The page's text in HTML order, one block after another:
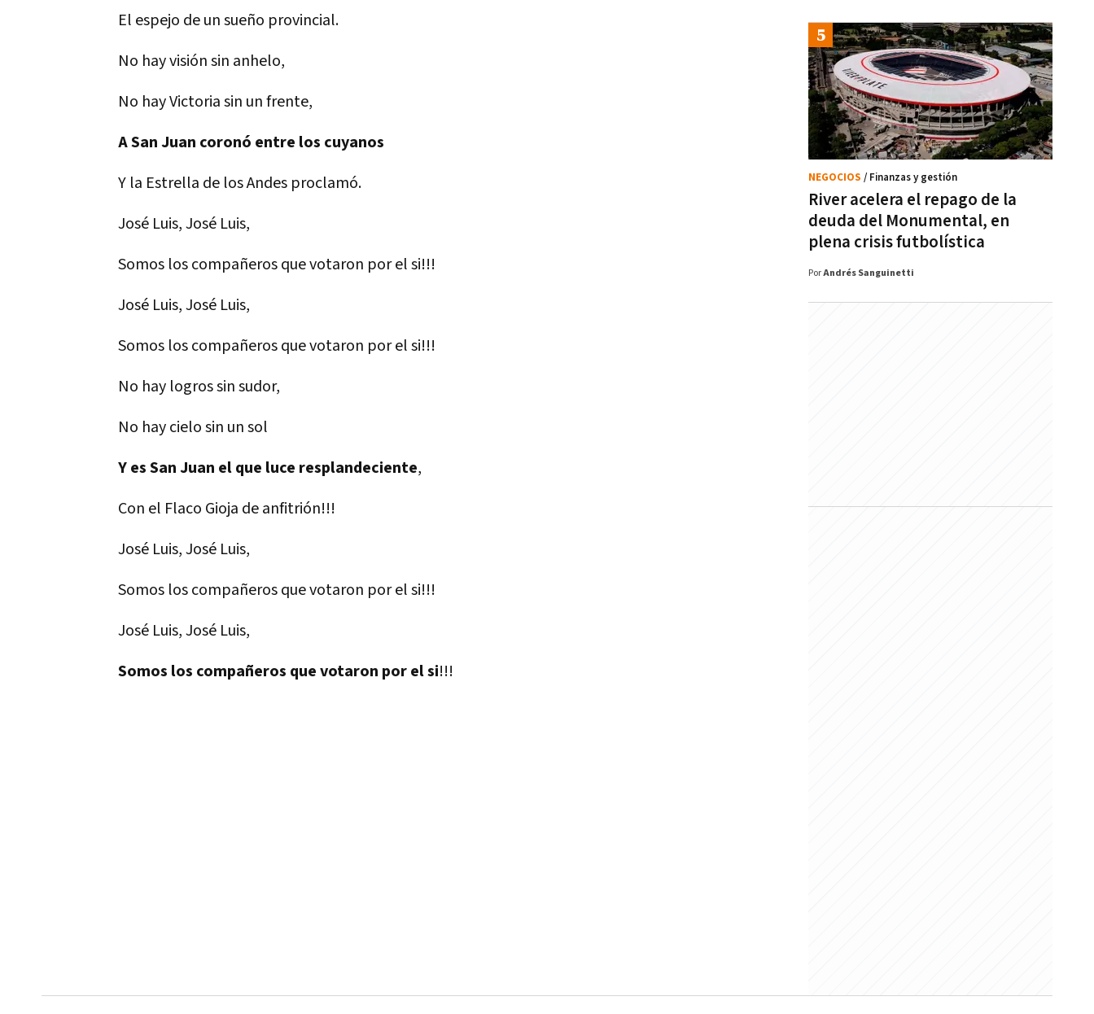
El espejo de un sueño provincial.
No hay visión sin anhelo,
No hay Victoria sin un frente,
A San Juan coronó entre los cuyanos
Y la Estrella de los Andes proclamó.
José Luis, José Luis,
Somos los compañeros que votaron por el si!!!
José Luis, José Luis,
Somos los compañeros que votaron por el si!!!
No hay logros sin sudor,
No hay cielo sin un sol
Y es San Juan el que luce resplandeciente,
Con el Flaco Gioja de anfitrión!!!
José Luis, José Luis,
Somos los compañeros que votaron por el si!!!
José Luis, José Luis,
Somos los compañeros que votaron por el si!!!
River acelera el repago de la
deuda del Monumental, en
plena crisis futbolística
NEGOCIOS / Finanzas y gestión
PorAndrés Sanguinetti